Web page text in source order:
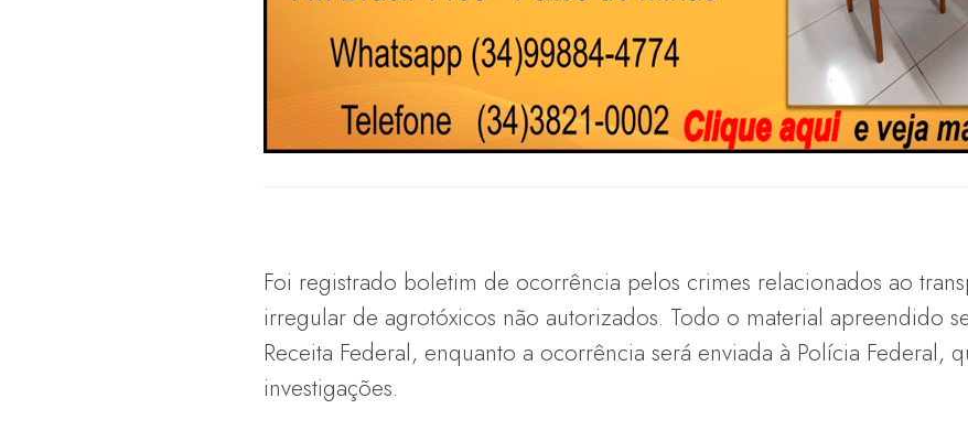
Foi registrado boletim de ocorrência pelos crimes relacionados ao
irregular de agrotóxicos não autorizados. Todo o material apreendido
Receita Federal, enquanto a ocorrência será enviada à Polícia Federal,
investigações.